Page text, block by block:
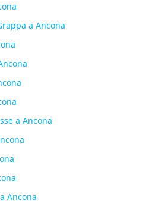
a Ancona
a Ancona
Ancona